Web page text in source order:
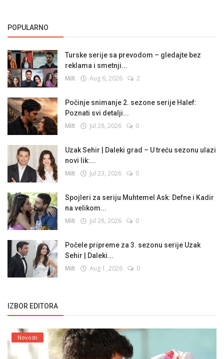
POPULARNO
Turske serije sa prevodom – gledajte bez
reklama i smetnji...
Milt Aug 6, 2026 2
Počinje snimanje 2. sezone serije Halef:
Poznati svi detalji...
Milt Jul 28, 2026 0
Uzak Sehir | Daleki grad – U treću sezonu ulazi
novi lik:...
Milt Jul 23, 2026 0
Spojleri za seriju Muhtemel Ask: Defne i Kadir
na velikom...
Milt Jul 28, 2026 0
Počele pripreme za 3. sezonu serije Uzak
Sehir | Daleki...
Milt Aug 1, 2026 0
IZBOR EDITORA
Novosti